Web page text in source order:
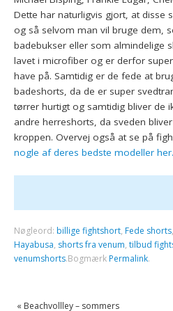
Dette har naturligvis gjort, at disse
og så selvom man vil bruge dem,
badebukser eller som almindelige
lavet i microfiber og er derfor
have på. Samtidig er de fede at
badeshorts, da de er super
tørrer hurtigt og samtidig bliver de
andre herreshorts, da sveden
kroppen. Overvej også at se på
nogle af deres bedste modeller her.
Nøgleord: billige fightshort, Fede shorts,
Hayabusa, shorts fra venum,tilbud
venumshorts.Bogmærk Permalink.
« Beachvollley – sommers